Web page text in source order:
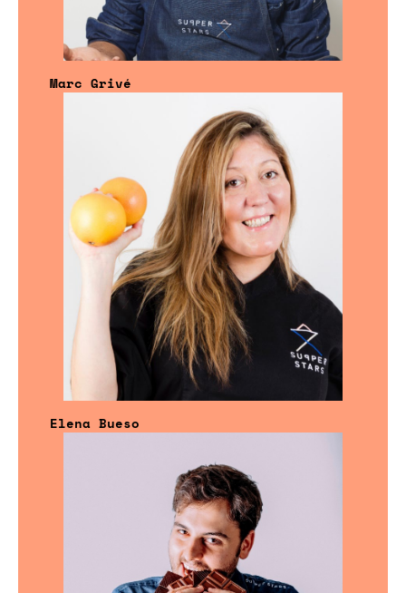
Marc Grivé
Elena Bueso